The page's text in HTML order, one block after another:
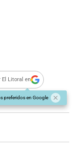
El Litoral en
preferidos en Google